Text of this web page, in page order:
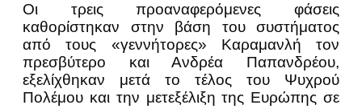
Οι τρεις προαναφερόμενες φάσεις
καθορίστηκαν στην βάση του συστήματος
από τους «γεννήτορες» Καραμανλή τον
πρεσβύτερο και Ανδρέα Παπανδρέου,
εξελίχθηκαν μετά το τέλος του Ψυχρού
Πολέμου και την μετεξέλιξη της Ευρώπης σε